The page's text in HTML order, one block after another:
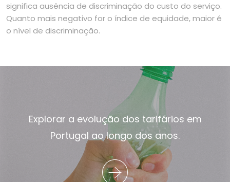
significa ausência de discriminação do custo do serviço.
Quanto mais negativo for o índice de equidade, maior é
o nível de discriminação.
Explorar a evolução dos tarifários em
Portugal ao longo dos anos.